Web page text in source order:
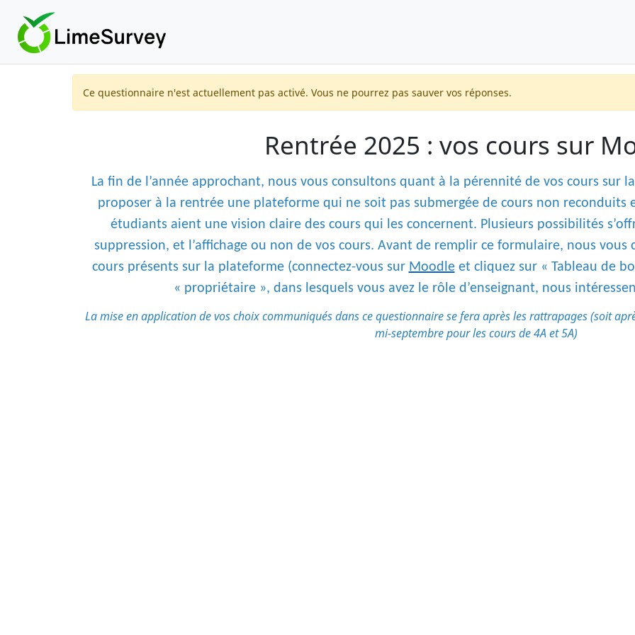
Ce questionnaire n'est actuellement pas activé. Vous ne pourrez pas sauver vos réponses.
Rentrée 2025 : vos cours sur
La fin de l’année approchant, nous vous consultons quant à la pérennité de vos cours sur
proposer à la rentrée une plateforme qui ne soit pas submergée de cours non reconduits
étudiants aient une vision claire des cours qui les concernent. Plusieurs possibilités
suppression, et l’affichage ou non de vos cours. Avant de remplir ce formulaire, nous vous
cours présents sur la plateforme (connectez-vous sur Moodleet cliquez sur « Tableau de
« propriétaire », dans lesquels vous avez le rôle d’enseignant, nous
La mise en application de vos choix communiqués dans ce questionnaire se fera après les rattrapages (soit
mi-septembre pour les cours de 4A et 5A)